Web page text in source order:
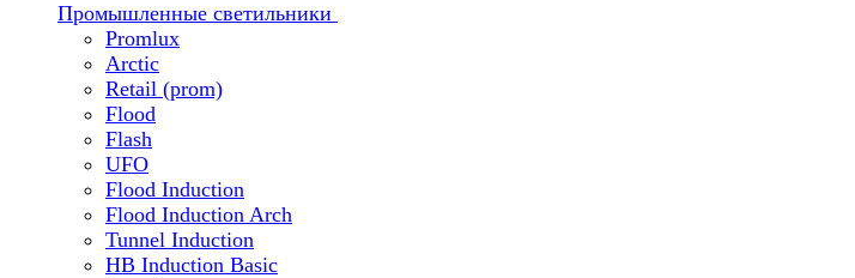
Промышленные светильники
Promlux
Arctic
Retail (prom)
Flood
Flash
UFO
Flood Induction
Flood Induction Arch
Tunnel Induction
HB Induction Basic